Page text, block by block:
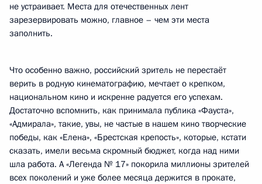
не устраивает. Места для отечественных лент
зарезервировать можно, главное – чем эти места
заполнить.
Что особенно важно, российский зритель не перестаёт
верить в родную кинематографию, мечтает о крепком,
национальном кино и искренне радуется его успехам.
Достаточно вспомнить, как принимала публика «Фауста»,
«Адмирала», такие, увы, не частые в нашем кино творческие
победы, как «Елена», «Брестская крепость», которые, кстати
сказать, имели весьма скромный бюджет, когда над ними
шла работа. А «Легенда № 17» покорила миллионы зрителей
всех поколений и уже более месяца держится в прокате,